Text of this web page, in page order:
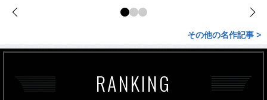
その他の名作記事 >
RANKING